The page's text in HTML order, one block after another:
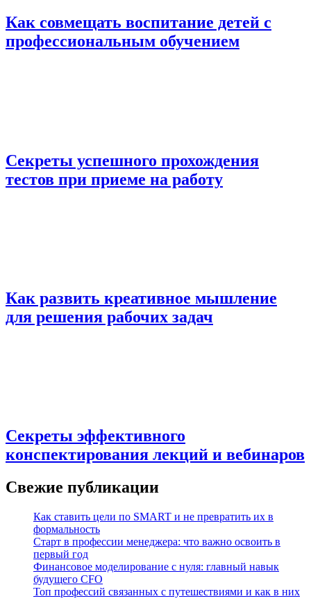
Как совмещать воспитание детей с
профессиональным обучением
Секреты успешного прохождения
тестов при приеме на работу
Как развить креативное мышление
для решения рабочих задач
Секреты эффективного
конспектирования лекций и вебинаров
Свежие публикации
Как ставить цели по SMART и не превратить их в
формальность
Старт в профессии менеджера: что важно освоить в
первый год
Финансовое моделирование с нуля: главный навык
будущего CFO
Топ профессий связанных с путешествиями и как в них